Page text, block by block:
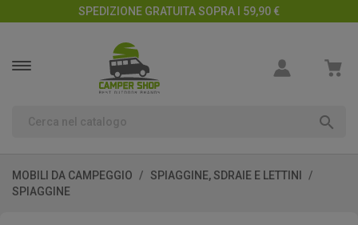
SPEDIZIONE GRATUITA SOPRA I 59,90 €

MOBILI DA CAMPEGGIO
SPIAGGINE, SDRAIE E LETTINI
SPIAGGINE